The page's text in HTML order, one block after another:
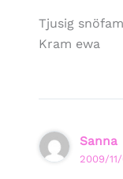
Tjusig
Kram ewa
Sanna
2009/